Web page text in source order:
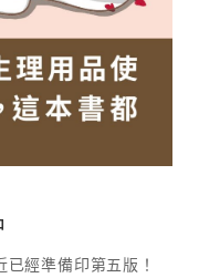
經準備印第五版！